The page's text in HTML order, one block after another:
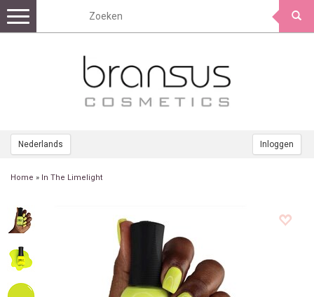
Nederlands Inloggen
Toggle
navigation
Home » In The Limelight